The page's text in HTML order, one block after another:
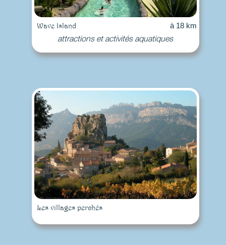
Wave Island à 18 km
attractions et activités aquatiques
Les villages perchés